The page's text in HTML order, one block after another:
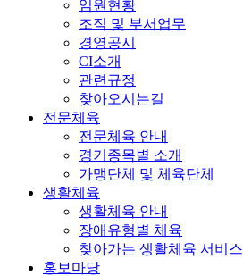
임원현황
조직 및 부서업무
경영공시
CI소개
관련규정
찾아오시는길
전문체육
전문체육 안내
경기종목별 소개
가맹단체 및 체육단체
생활체육
생활체육 안내
장애유형별 체육
찾아가는 생활체육 서비스
홍보마당